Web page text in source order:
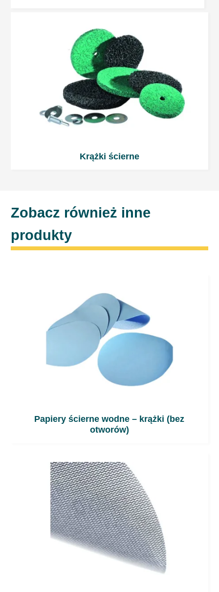
Krążki ścierne
Zobacz również inne
produkty
Papiery ścierne wodne – krążki (bez
otworów)